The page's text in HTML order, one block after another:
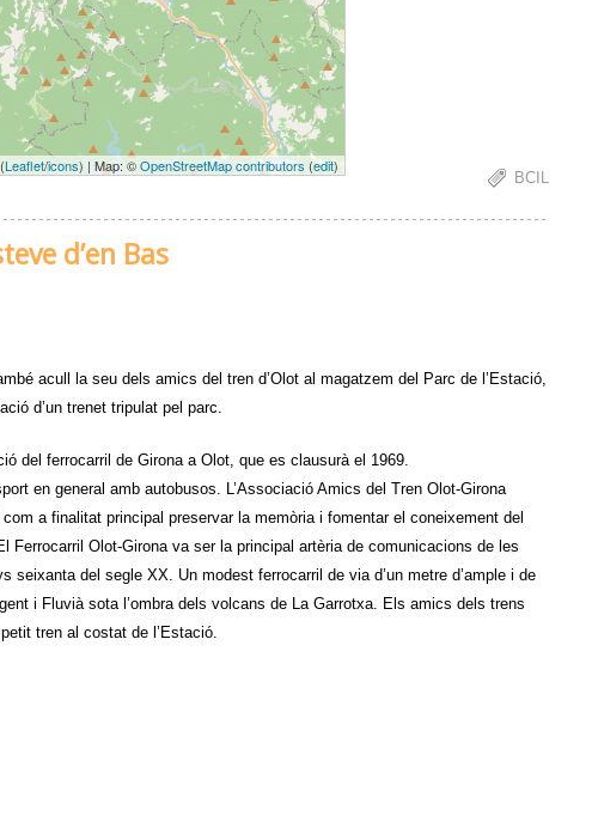
(Leaflet/icons) | Map: ©OpenStreetMap contributors (edit)
BCIL
d’en Bas
acull la seu dels amics del tren d’Olot al magatzem del Parc de l’Estació,
d’un trenet tripulat pel parc.
del ferrocarril de Girona a Olot, que es clausurà el 1969.
en general amb autobusos. L’Associació Amics del Tren Olot-Girona
a finalitat principal preservar la memòria i fomentar el coneixement del
Ferrocarril Olot-Girona va ser la principal artèria de comunicacions de les
del segle XX. Un modest ferrocarril de via d’un metre d’ample i de
i Fluvià sota l’ombra dels volcans de La Garrotxa. Els amics dels trens
tren al costat de l’Estació.